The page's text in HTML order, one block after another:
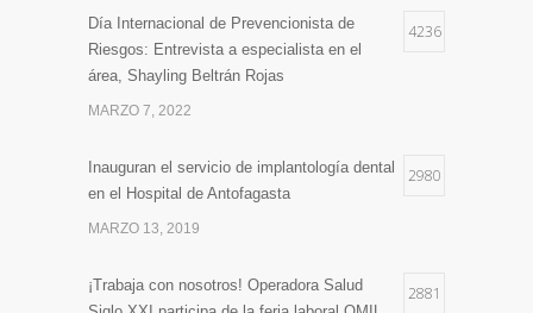
Día Internacional de Prevencionista de
Riesgos: Entrevista a especialista en el
área, Shayling Beltrán Rojas
4236
MARZO 7, 2022
Inauguran el servicio de implantología dental
en el Hospital de Antofagasta
2980
MARZO 13, 2019
¡Trabaja con nosotros! Operadora Salud
2881